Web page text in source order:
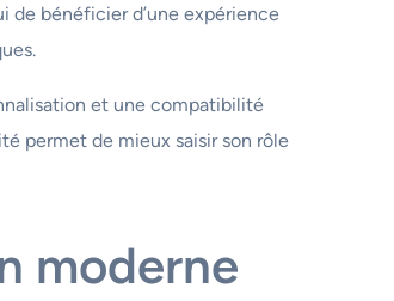
de bénéficier d’une expérience
et une compatibilité
permet de mieux saisir son rôle
moderne